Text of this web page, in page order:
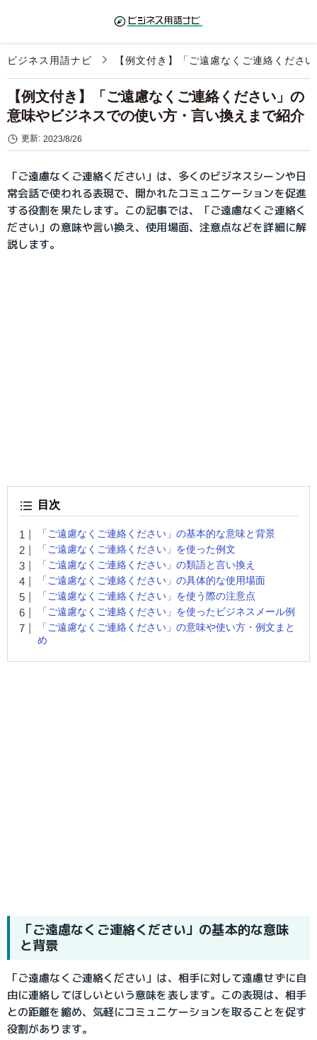
ビジネス用語ナビ 【例文付き】「ご遠慮なくご連絡くださ
【例文付き】「ご遠慮なくご連絡ください」の
意味やビジネスでの使い方・言い換えまで紹介
更新: 2023/8/26
「ご遠慮なくご連絡ください」は、多くのビジネスシーンや日
常会話で使われる表現で、開かれたコミュニケーションを促進
する役割を果たします。この記事では、「ご遠慮なくご連絡く
ださい」の意味や言い換え、使用場面、注意点などを詳細に解
説します。
目次
「ご遠慮なくご連絡ください」の基本的な意味と背景
「ご遠慮なくご連絡ください」を使った例文
「ご遠慮なくご連絡ください」の類語と言い換え
「ご遠慮なくご連絡ください」の具体的な使用場面
「ご遠慮なくご連絡ください」を使う際の注意点
「ご遠慮なくご連絡ください」を使ったビジネスメール例
「ご遠慮なくご連絡ください」の意味や使い方・例文まと
め
「ご遠慮なくご連絡ください」の基本的な意味
と背景
「ご遠慮なくご連絡ください」は、相手に対して遠慮せずに自
由に連絡してほしいという意味を表します。この表現は、相手
との距離を縮め、気軽にコミュニケーションを取ることを促す
役割があります。